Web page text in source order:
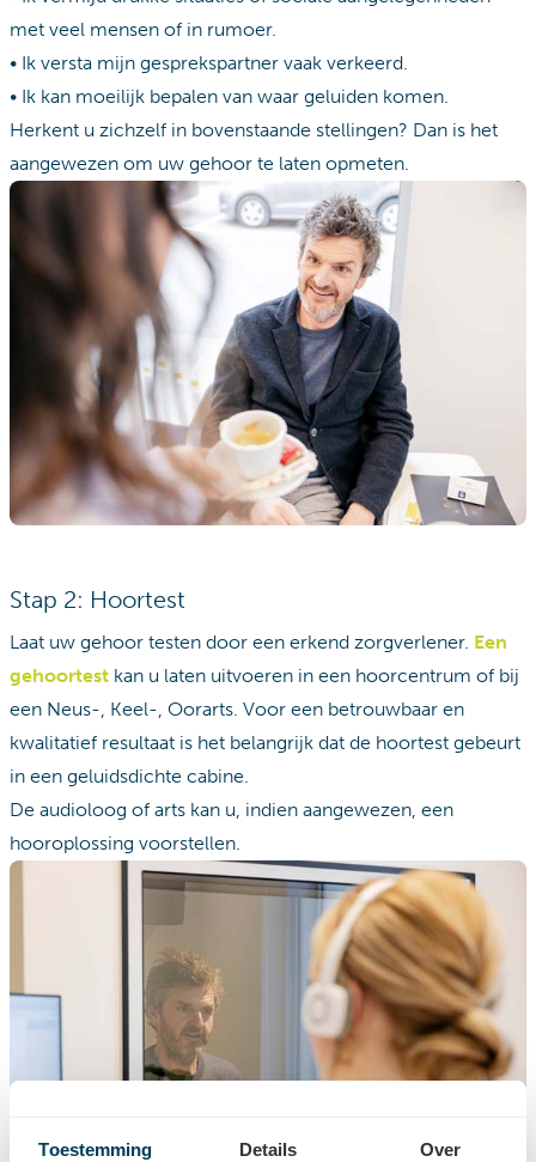
Toestemming Details Over
met veel mensen of in rumoer.
• Ik versta mijn gesprekspartner vaak verkeerd.
• Ik kan moeilijk bepalen van waar geluiden komen.
Herkent u zichzelf in bovenstaande stellingen? Dan is het
aangewezen om uw gehoor te laten opmeten.
Stap 2: Hoortest
Laat uw gehoor testen door een erkend zorgverlener. Een
gehoortest kan u laten uitvoeren in een hoorcentrum of bij
een Neus-, Keel-, Oorarts. Voor een betrouwbaar en
kwalitatief resultaat is het belangrijk dat de hoortest gebeurt
in een geluidsdichte cabine.
De audioloog of arts kan u, indien aangewezen, een
hooroplossing voorstellen.